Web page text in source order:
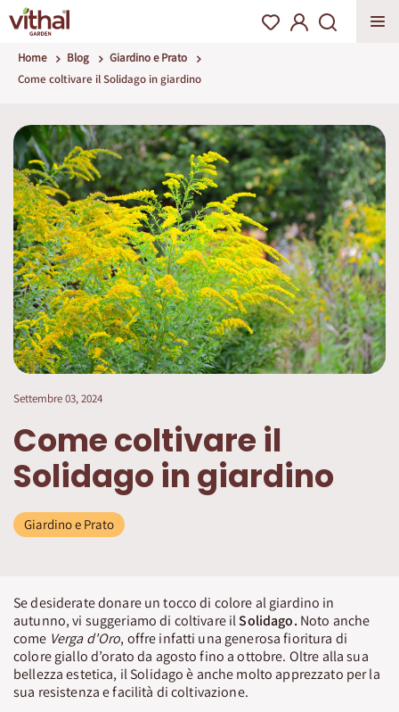
Home Blog
Giardino e Prato
Come coltivare il Solidago in giardino
Settembre 03, 2024
Come coltivare il
Solidago in giardino
Giardino e Prato
Se desiderate donare un tocco di colore al giardino in
autunno, vi suggeriamo di coltivare ilSolidago. Noto anche
come Verga d'Oro, offre infatti una generosa fioritura di
colore giallo d’orato da agosto fino a ottobre. Oltre alla sua
bellezza estetica, il Solidago è anche molto apprezzato per la
sua resistenza e facilità di coltivazione.